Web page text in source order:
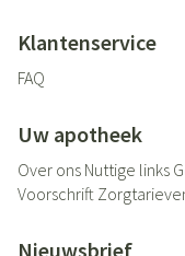
Klantenservice
FAQ
Uw apotheek
Over ons Nuttige links
Voorschrift
Nieuwsbrief